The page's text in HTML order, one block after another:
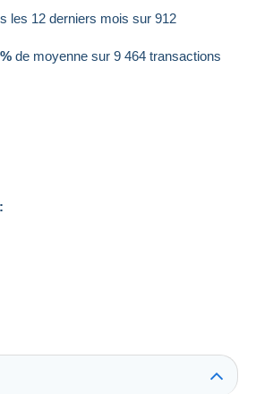
les 12 derniers mois sur 912
de moyenne sur 9 464 transactions